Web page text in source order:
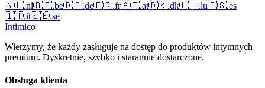
🇳🇱.nl🇧🇪.be🇩🇪.de🇫🇷.fr🇦🇹.at🇩🇰.dk🇱🇺.lu🇪🇸.es
🇮🇹.it🇸🇪.se
Intimico
Wierzymy, że każdy zasługuje na dostęp do produktów intymnych
premium. Dyskretnie, szybko i starannie dostarczone.
Obsługa klienta